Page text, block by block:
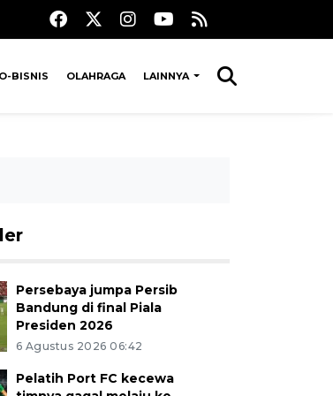
BISNIS OLAHRAGA LAINNYA
Persebaya jumpa Persib
Bandung di final Piala
Presiden 2026
6 Agustus 2026 06:42
Pelatih Port FC kecewa